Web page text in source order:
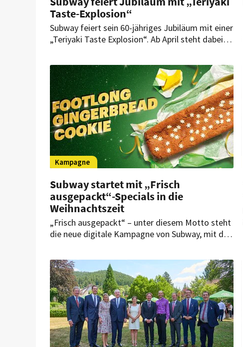
Taste-Explosion“
Subway feiert sein 60-jähriges Jubiläum mit einer
„Teriyaki Taste Explosion“. Ab April steht dabei
Kampagne
Subway startet mit „Frisch
ausgepackt“-Specials in die
Weihnachtszeit
„Frisch ausgepackt“ – unter diesem Motto steht
die neue digitale Kampagne von Subway, mit der
Jahreszeit einläutet. Sie zielt darauf ab, mit
Spezialitäten und einem exklusiven Highlight
sowohl bestehende Fans als auch neue Gäste zu
begeistern.